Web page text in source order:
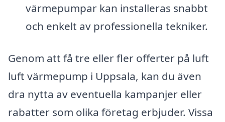
värmepumpar kan installeras snabbt
och enkelt av professionella tekniker.
Genom att få tre eller fler offerter på luft
luft värmepump i Uppsala, kan du även
dra nytta av eventuella kampanjer eller
rabatter som olika företag erbjuder. Vissa